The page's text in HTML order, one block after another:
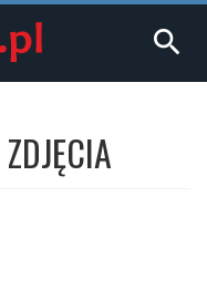
search